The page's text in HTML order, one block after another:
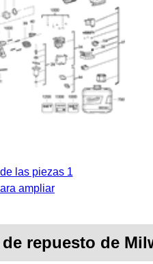
las piezas 1
ampliar
repuesto de